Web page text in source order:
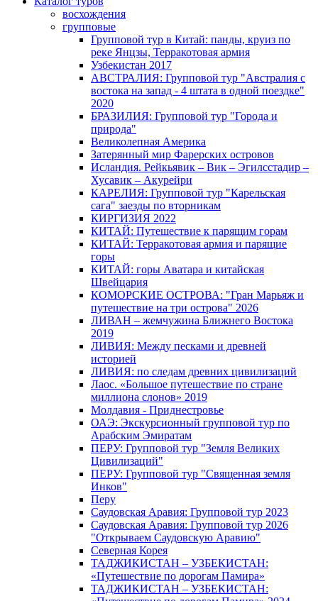
восхождения
групповые
Групповой тур в Китай: панды, круиз по
реке Янцзы, Терракотовая армия
Узбекистан 2017
АВСТРАЛИЯ: Групповой тур "Австралия с
востока на запад - 4 штата в одной поездке"
2020
БРАЗИЛИЯ: Групповой тур "Города и
природа"
Великолепная Америка
Затерянный мир Фарерских островов
Исландия. Рейкьявик – Вик – Эгилсстадир –
Хусавик – Акурейри
КАРЕЛИЯ: Групповой тур "Карельская
сага" заезды по вторникам
КИРГИЗИЯ 2022
КИТАЙ: Путешествие к парящим горам
КИТАЙ: Терракотовая армия и парящие
горы
КИТАЙ: горы Аватара и китайская
Швейцария
КОМОРСКИЕ ОСТРОВА: "Гран Марьяж и
путешествие на три острова" 2026
ЛИВАН – жемчужина Ближнего Востока
2019
ЛИВИЯ: Между песками и древней
историей
ЛИВИЯ: по следам древних цивилизаций
Лаос. «Большое путешествие по стране
миллиона слонов» 2019
Молдавия - Приднестровье
ОАЭ: Экскурсионный групповой тур по
Арабским Эмиратам
ПЕРУ: Групповой тур "Земля Великих
Цивилизаций"
ПЕРУ: Групповой тур "Священная земля
Инков"
Перу
Саудовская Аравия: Групповой тур 2023
Саудовская Аравия: Групповой тур 2026
"Открываем Саудовскую Аравию"
Северная Корея
ТАДЖИКИСТАН – УЗБЕКИСТАН:
«Путешествие по дорогам Памира»
ТАДЖИКИСТАН – УЗБЕКИСТАН: